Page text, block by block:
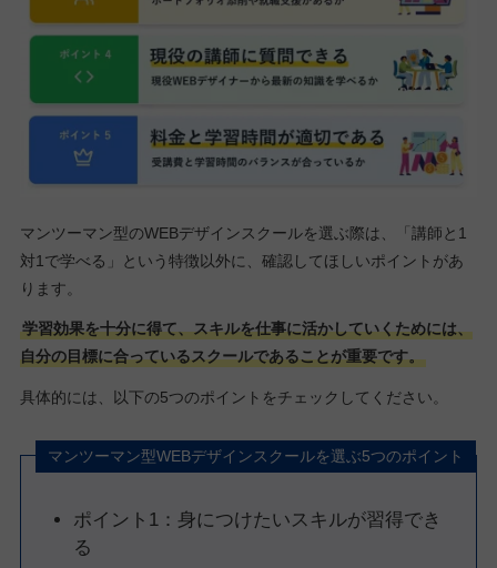
マンツーマン型のWEBデザインスクールを選ぶ際は、「講師と1
対1で学べる」という特徴以外に、確認してほしいポイントがあ
ります。
学習効果を十分に得て、スキルを仕事に活かしていくためには、
自分の目標に合っているスクールであることが重要です。
具体的には、以下の5つのポイントをチェックしてください。
マンツーマン型WEBデザインスクールを選ぶ5つのポイント
ポイント1：身につけたいスキルが習得でき
る